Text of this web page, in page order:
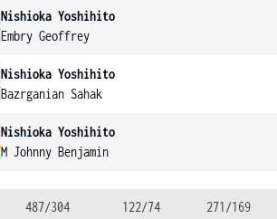
Nishioka Yoshihito
Embry Geoffrey
Nishioka Yoshihito
Bazrganian Sahak
Nishioka Yoshihito
M Johnny Benjamin
487/304 122/74 271/169